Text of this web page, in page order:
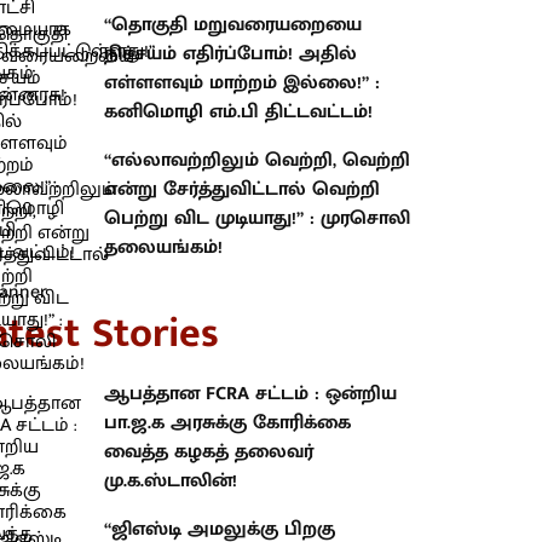
“தொகுதி மறுவரையறையை
நிச்சயம் எதிர்ப்போம்! அதில்
எள்ளளவும் மாற்றம் இல்லை!” :
கனிமொழி எம்.பி திட்டவட்டம்!
“எல்லாவற்றிலும் வெற்றி, வெற்றி
என்று சேர்த்துவிட்டால் வெற்றி
பெற்று விட முடியாது!” : முரசொலி
தலையங்கம்!
Stories
ஆபத்தான FCRA சட்டம் : ஒன்றிய
பா.ஜ.க அரசுக்கு கோரிக்கை
வைத்த கழகத் தலைவர்
மு.க.ஸ்டாலின்!
“ஜிஎஸ்டி அமலுக்கு பிறகு